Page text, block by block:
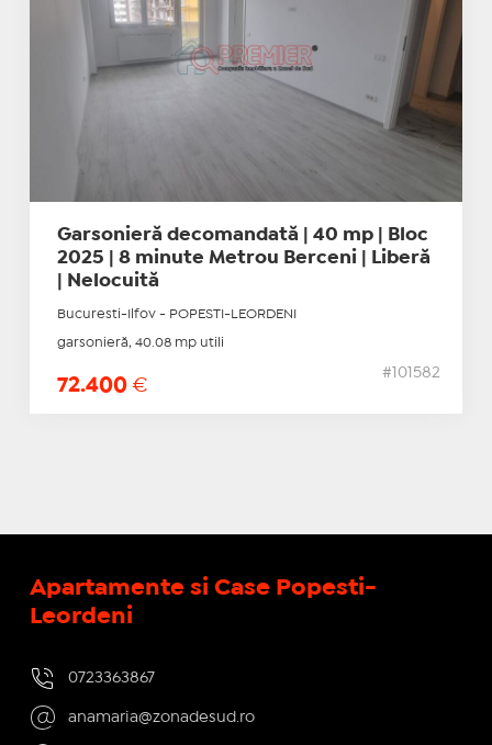
Garsonieră decomandată | 40 mp | Bloc
2025 | 8 minute Metrou Berceni | Liberă
| Nelocuită
Bucuresti-Ilfov - POPESTI-LEORDENI
garsonieră, 40.08 mp utili
72.400 €
#101582
Apartamente si Case Popesti-
Leordeni
0723363867
anamaria@zonadesud.ro